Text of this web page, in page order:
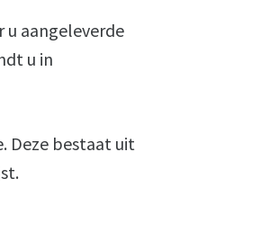
aangeleverde
u in
Deze bestaat uit